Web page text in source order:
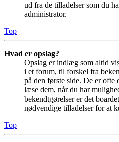
ud fra de tilladelser som du
administrator.
Top
Hvad er opslag?
Opslag er indlæg som altid
i et forum, til forskel fra
på den første side. De er
læse dem, når du har
bekendtgørelser er det
nødvendige tilladelser for at
Top